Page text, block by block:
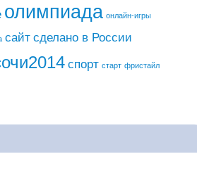
олимпиада онлайн-игры
сайт сделано в России
спорт старт фристайл